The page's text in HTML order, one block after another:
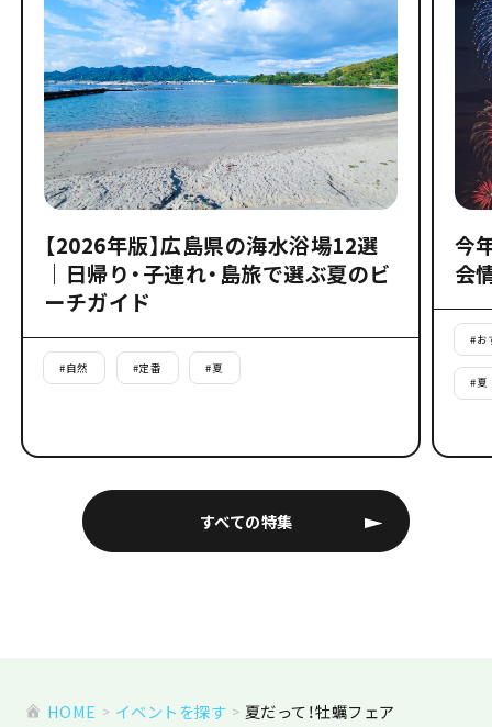
すべての特集
【2026年版】広島県の海水浴場12選
｜日帰り・子連れ・島旅で選ぶ夏のビ
ーチガイド
#自然 #定番 #夏
今
会
#お
#夏
HOME イベントを探す 夏だって！牡蠣フェア